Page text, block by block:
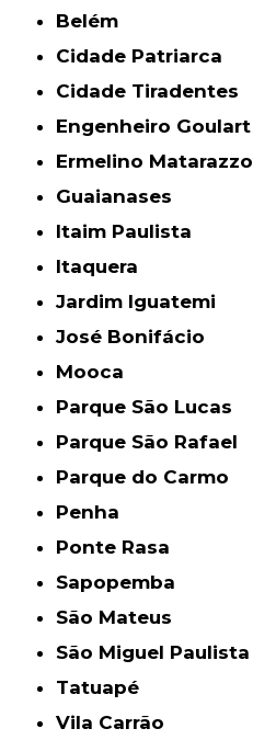
Belém
Cidade Patriarca
Cidade Tiradentes
Engenheiro Goulart
Ermelino Matarazzo
Guaianases
Itaim Paulista
Itaquera
Jardim Iguatemi
José Bonifácio
Mooca
Parque São Lucas
Parque São Rafael
Parque do Carmo
Penha
Ponte Rasa
Sapopemba
São Mateus
São Miguel Paulista
Tatuapé
Vila Carrão